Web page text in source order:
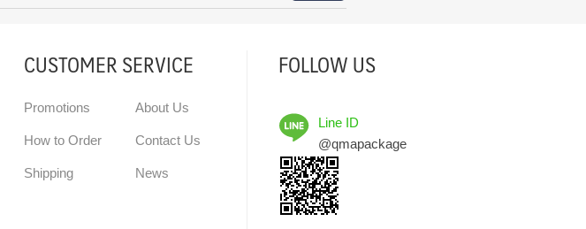
CUSTOMER SERVICE
Promotions
How to Order
Shipping
About Us
Contact Us
News
FOLLOW US
Line ID
@qmapackage